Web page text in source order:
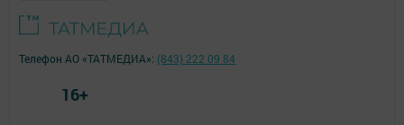
Телефон АО «ТАТМЕДИА»: (843) 222 09 84
16+